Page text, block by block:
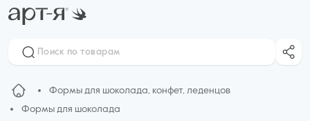
Формы для шоколада, конфет, леденцов
Формы для шоколада